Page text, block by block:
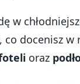
w
, co docenisz w
oraz